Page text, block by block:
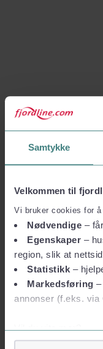
Samtykke
Velkommen til
Vi bruker cookies for
Nødvendige –
Egenskaper –
region, slik at
Statistikk –
Markedsføring
annonser (f.eks. via
Vil du vite mer?
Om